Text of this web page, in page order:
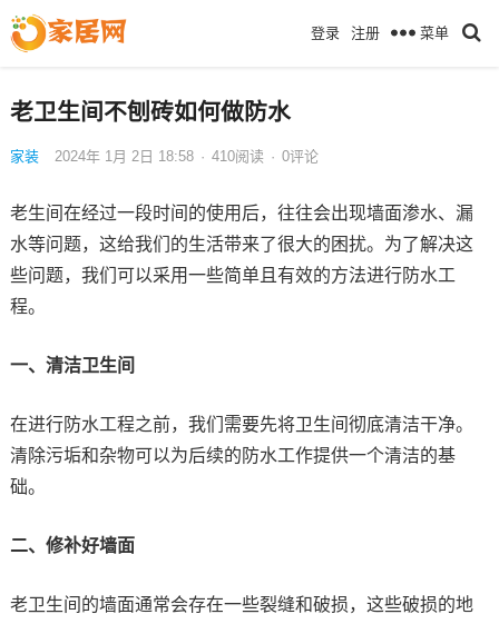
登录 注册 菜单
老卫生间不刨砖如何做防水
家装 2024年 1月 2日 18:58 · 410阅读 · 0评论
老生间在经过一段时间的使用后，往往会出现墙面渗水、漏
水等问题，这给我们的生活带来了很大的困扰。为了解决这
些问题，我们可以采用一些简单且有效的方法进行防水工
程。
一、清洁卫生间
在进行防水工程之前，我们需要先将卫生间彻底清洁干净。
清除污垢和杂物可以为后续的防水工作提供一个清洁的基
础。
二、修补好墙面
老卫生间的墙面通常会存在一些裂缝和破损，这些破损的地